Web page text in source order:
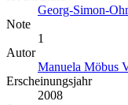
Georg-Simon-
Note
1
Autor
Manuela Möbus
Erscheinungsjahr
2008